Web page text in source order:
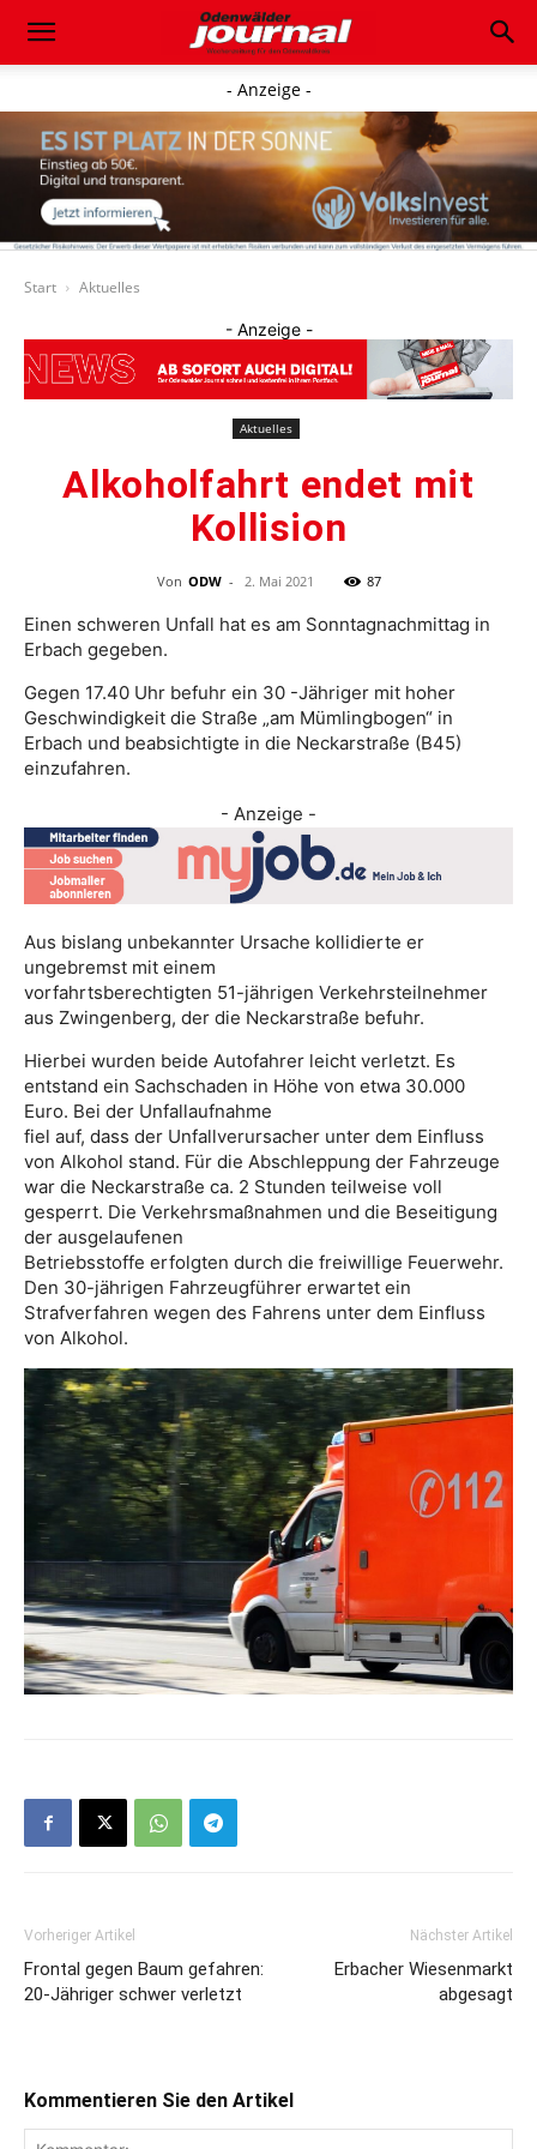
- Anzeige -
Start Aktuelles
- Anzeige -
Aktuelles
Alkoholfahrt endet mit
Kollision
Von ODW - 2. Mai 2021 87
Einen schweren Unfall hat es am Sonntagnachmittag in
Erbach gegeben.
Gegen 17.40 Uhr befuhr ein 30 -Jähriger mit hoher
Geschwindigkeit die Straße „am Mümlingbogen“ in
Erbach und beabsichtigte in die Neckarstraße (B45)
einzufahren.
- Anzeige -
Aus bislang unbekannter Ursache kollidierte er
ungebremst mit einem
vorfahrtsberechtigten 51-jährigen Verkehrsteilnehmer
aus Zwingenberg, der die Neckarstraße befuhr.
Hierbei wurden beide Autofahrer leicht verletzt. Es
entstand ein Sachschaden in Höhe von etwa 30.000
Euro. Bei der Unfallaufnahme
fiel auf, dass der Unfallverursacher unter dem Einfluss
von Alkohol stand. Für die Abschleppung der Fahrzeuge
war die Neckarstraße ca. 2 Stunden teilweise voll
gesperrt. Die Verkehrsmaßnahmen und die Beseitigung
der ausgelaufenen
Betriebsstoffe erfolgten durch die freiwillige Feuerwehr.
Den 30-jährigen Fahrzeugführer erwartet ein
Strafverfahren wegen des Fahrens unter dem Einfluss
von Alkohol.
Vorheriger Artikel
Frontal gegen Baum gefahren:
20-Jähriger schwer verletzt
Nächster Artikel
Erbacher Wiesenmarkt
abgesagt
Kommentieren Sie den Artikel